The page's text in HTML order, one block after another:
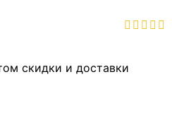
скидки и доставки